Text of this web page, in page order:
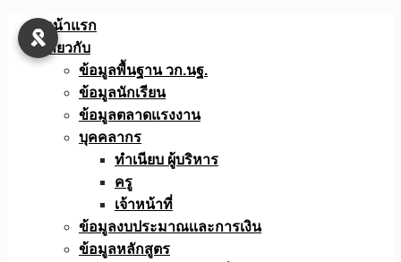
Skip
หน้าแรก
เกี่ยวกับ
ข้อมูลพื้นฐาน วก.นฐ.
ข้อมูลนักเรียน
ข้อมูลตลาดแรงงาน
บุคคลากร
ทำเนียบ ผู้บริหาร
ครู
เจ้าหน้าที่
ข้อมูลงบประมาณเเละการเงิน
ข้อมูลหลักสูตร